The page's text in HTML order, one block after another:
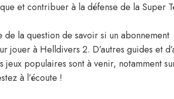
et contribuer à la défense de la Super
la question de savoir si un abonnement
jouer à Helldivers 2. D’autres guides et
jeux populaires sont à venir, notamment
à l’écoute !